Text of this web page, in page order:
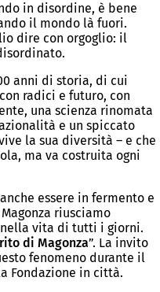
in disordine, è bene
il mondo là fuori.
dire con orgoglio: il
anni di storia, di cui
radici e futuro, con
una scienza rinomata
e un spiccato
la sua diversità – e che
ma va costruita ogni
essere in fermento e
riusciamo
vita di tutti i giorni.
di Magonza”. La invito
fenomeno durante il
Fondazione in città.